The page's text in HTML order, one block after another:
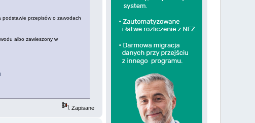
podstawie przepisów o zawodach
albo zawieszony w
Zapisane